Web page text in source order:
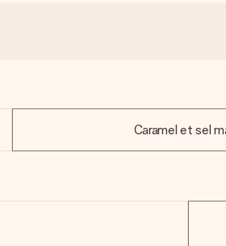
Caramel et sel